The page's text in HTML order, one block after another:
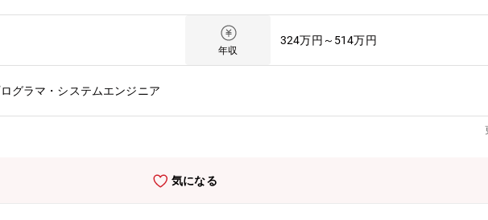
独り立ちまでしっかりサポートします。【業務の魅力・やりがい】生産システム開発を通じて
ンです。システム整備により他部署とも連携しながら、売上拡大や安定供給の実現を支えるこ
がいを感じられます。【キャリアアップについて】年2回の人事考課を実施しており、年度初
が面談を重ねながら進捗を確認し、必要に応じてアドバイスを受けながら成長を支援します。
す。【組織構成】生産システム課：4人（平均年齢：40.3歳）※システム業務においては、他
ベテラン社員が多く在籍しており、経験豊富な先輩に気軽に相談しやすい環境です。新し
場です。※会社全体として有給取得日数18日、月1日は有給を取得する方が80％以上です。
年収
324万円～514万円
グラマ・システムエンジニア
気になる